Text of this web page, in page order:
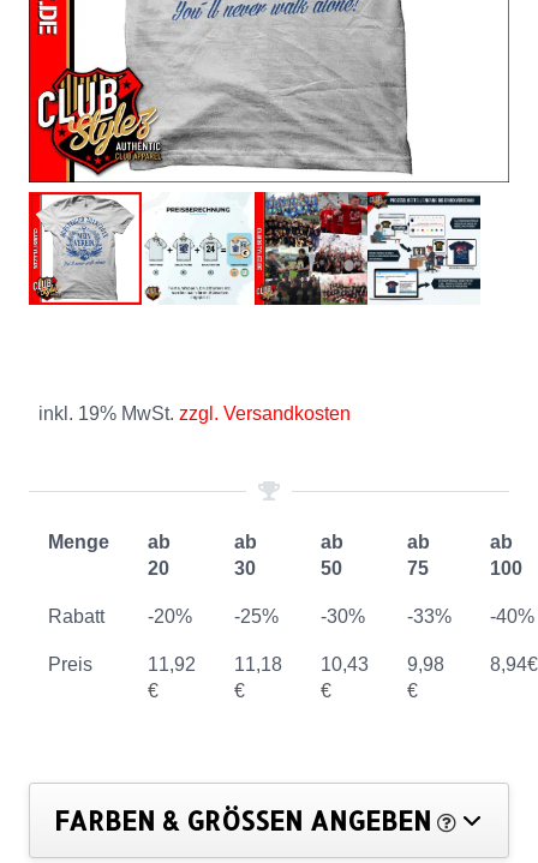
inkl. 19% MwSt. zzgl. Versandkosten
Menge
ab
20
ab
30
ab
50
ab
75
ab
100
Rabatt -20% -25% -30% -33% -40%
Preis
11,92
€
11,18
€
10,43
€
9,98
€
8,94€
FARBEN & GRÖSSEN ANGEBEN